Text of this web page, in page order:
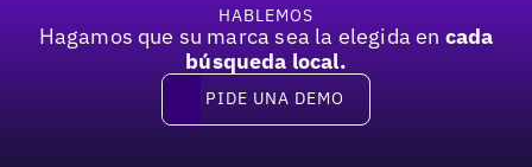
HABLEMOS
Hagamos que su marca sea la elegida en cada
búsqueda local.
Pide una demo
PIDE UNA DEMO